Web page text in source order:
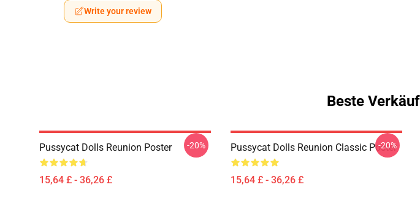
Write your review
Beste
Pussycat Dolls Reunion Poster
15,64 £ - 36,26 £
-20% Pussycat Dolls Reunion Classic Poster
15,64 £ - 36,26 £
-20%